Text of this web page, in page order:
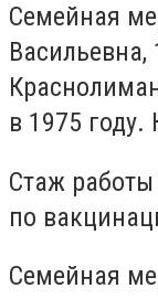
Семейная
в 1975
Стаж
по
Семейная